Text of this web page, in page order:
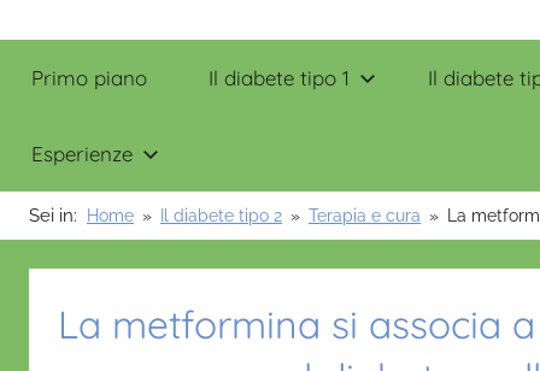
Portale
Diabete
Primo piano Il diabete tipo 1 Il diabete
Esperienze
Sei in: Home Il diabete tipo 2 Terapia e cura La
La metformina si associa